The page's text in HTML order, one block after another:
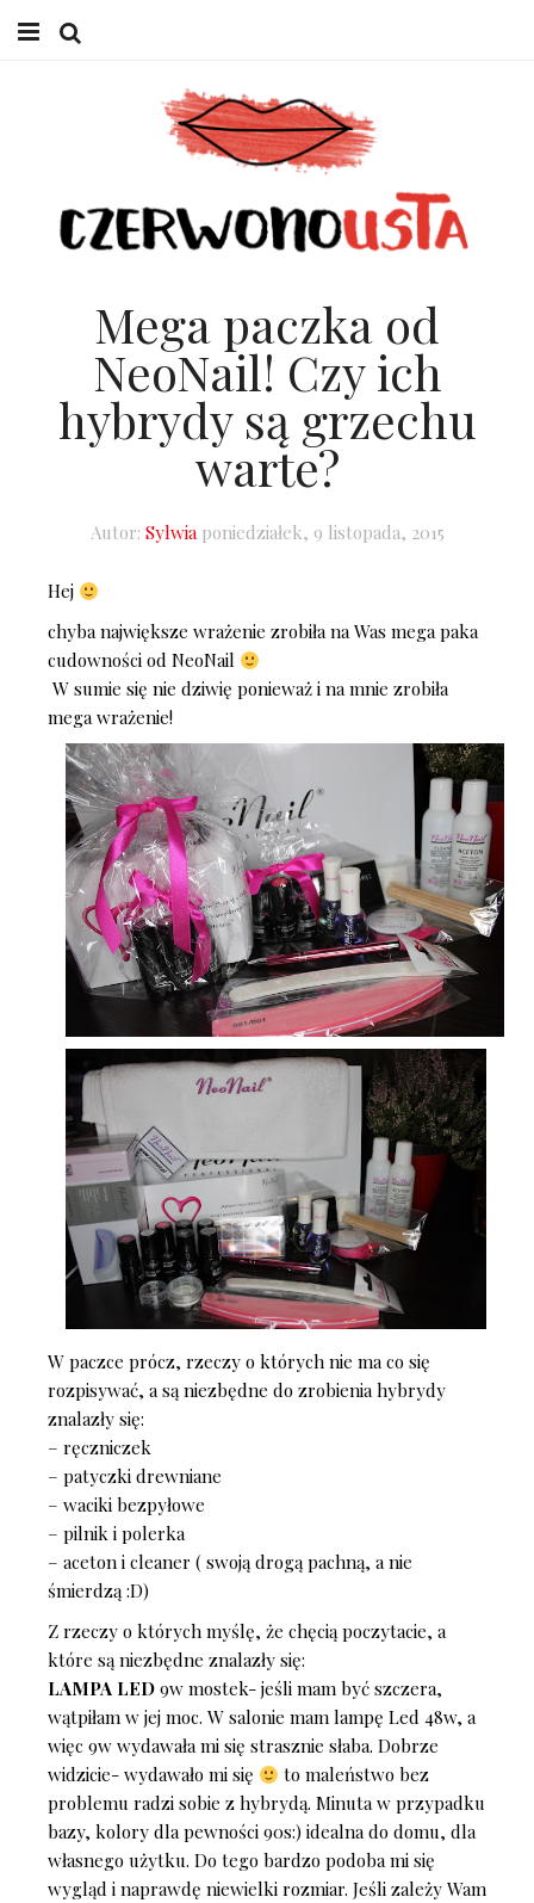
W GABINECIE
O MNIEMega paczka od
NeoNail! Czy ich
hybrydy są grzechu
warte?
Autor: Sylwia poniedziałek, 9 listopada, 2015
Hej
chyba największe wrażenie zrobiła na Was mega paka
cudowności od NeoNail
W sumie się nie dziwię ponieważ i na mnie zrobiła
mega wrażenie!
W paczce prócz, rzeczy o których nie ma co się
rozpisywać, a są niezbędne do zrobienia hybrydy
znalazły się:
– ręczniczek
– patyczki drewniane
– waciki bezpyłowe
– pilnik i polerka
– aceton i cleaner ( swoją drogą pachną, a nie
śmierdzą :D)
Z rzeczy o których myślę, że chęcią poczytacie, a
które są niezbędne znalazły się:
LAMPA LED 9w mostek- jeśli mam być szczera,
wątpiłam w jej moc. W salonie mam lampę Led 48w, a
więc 9w wydawała mi się strasznie słaba. Dobrze
widzicie- wydawało mi się
to maleństwo bez
problemu radzi sobie z hybrydą. Minuta w przypadku
bazy, kolory dla pewności 90s:) idealna do domu, dla
własnego użytku. Do tego bardzo podoba mi się
wygląd i naprawdę niewielki rozmiar. Jeśli zależy Wam